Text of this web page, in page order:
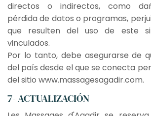
directos o indirectos, como
pérdida de datos o programas,
que resulten del uso de este
vinculados.
Por lo tanto, debe asegurarse de
del país desde el que se conecta
del sitio www.massagesagadir.com.
7- ACTUALIZACIÓN